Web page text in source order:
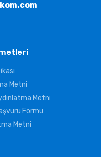
Metni
Metni
Formu
Metni